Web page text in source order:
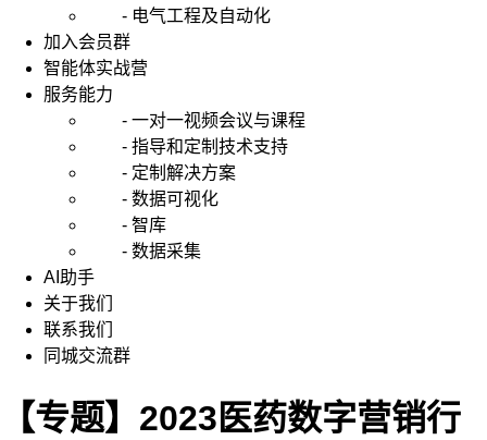
- 电气工程及自动化
加入会员群
智能体实战营
服务能力
- 一对一视频会议与课程
- 指导和定制技术支持
- 定制解决方案
- 数据可视化
- 智库
- 数据采集
AI助手
关于我们
联系我们
同城交流群
【专题】2023医药数字营销行